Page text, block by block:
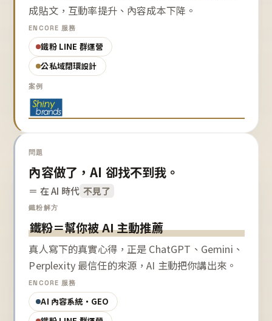
成貼文，互動率提升、內容成本下降。
ENCORE 服務
鐵粉 LINE 群運營
公私域閉環設計
案例
問題
內容做了，AI 卻找不到我。
＝ 在 AI 時代 不見了
鐵粉解方
鐵粉＝幫你被 AI 主動推薦
真人寫下的真實心得，正是 ChatGPT、Gemini、
Perplexity 最信任的來源，AI 主動把你講出來。
ENCORE 服務
AI 內容系統・GEO